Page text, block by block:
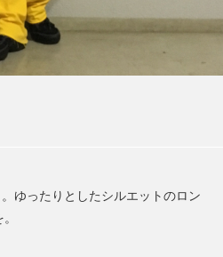
ゆったりとしたシルエットのロン